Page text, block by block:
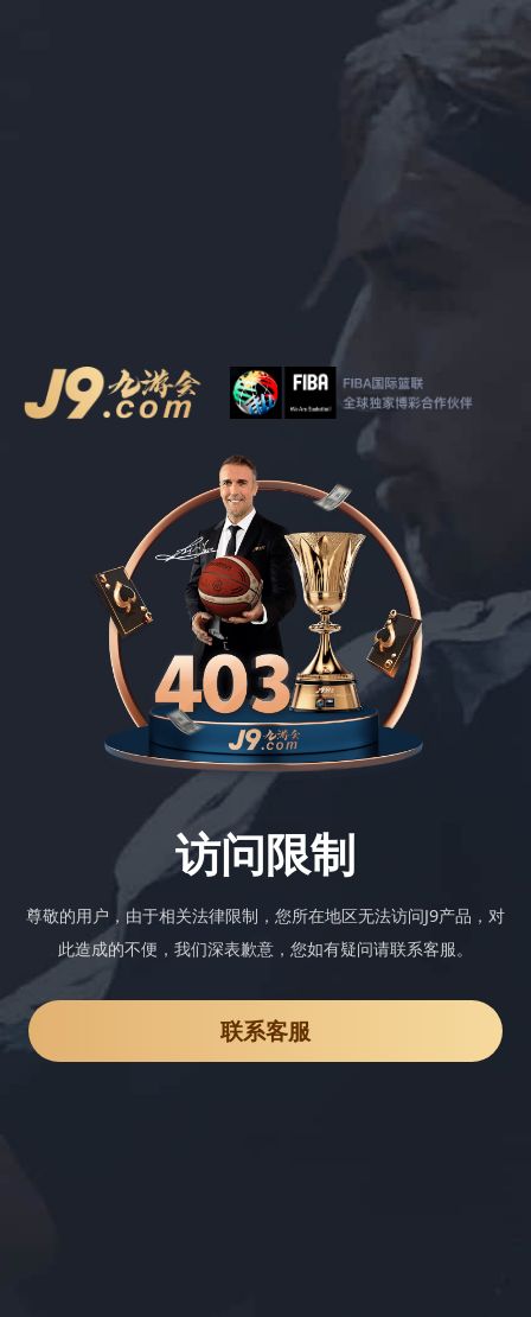
访问限制
尊敬的用户，由于相关法律限制，您所在地区无法访问J9产品，对
此造成的不便，我们深表歉意，您如有疑问请联系客服。
联系客服